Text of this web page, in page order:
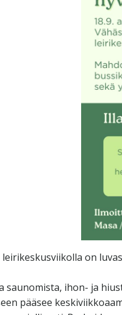
on
saunomista, ihon- ja
pääsee